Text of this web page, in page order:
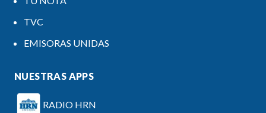
TVC
EMISORAS UNIDAS
NUESTRAS APPS
RADIO HRN